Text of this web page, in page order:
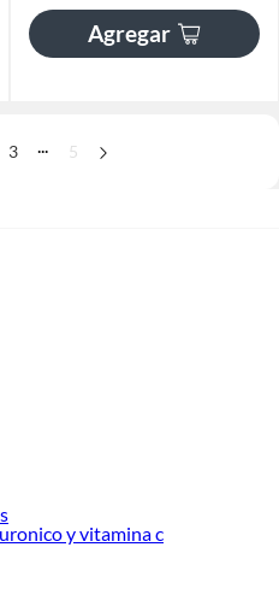
Agregar
3 ... 5
y vitamina c